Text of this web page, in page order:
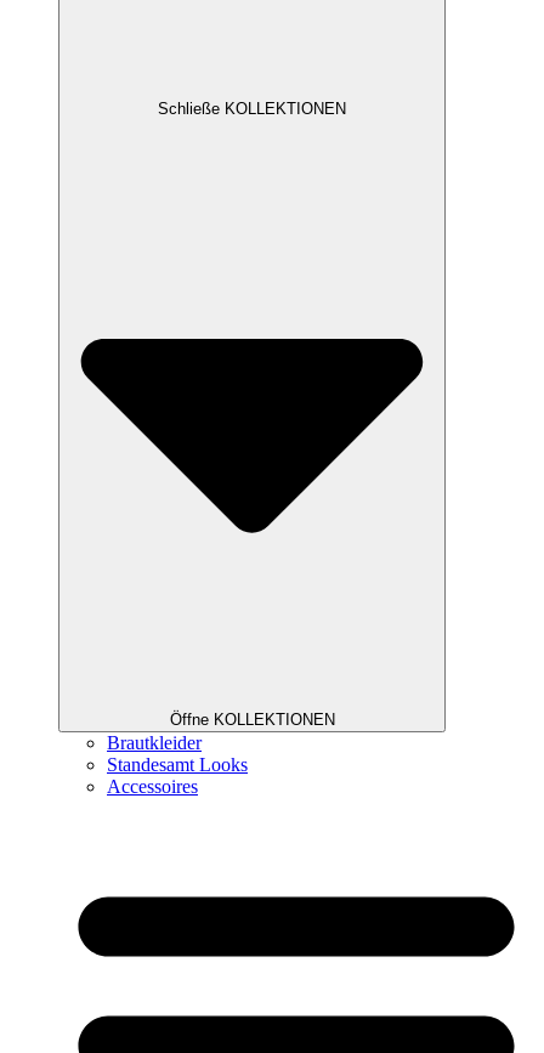
Schließe KOLLEKTIONEN
Öffne KOLLEKTIONEN
Brautkleider
Standesamt Looks
Accessoires